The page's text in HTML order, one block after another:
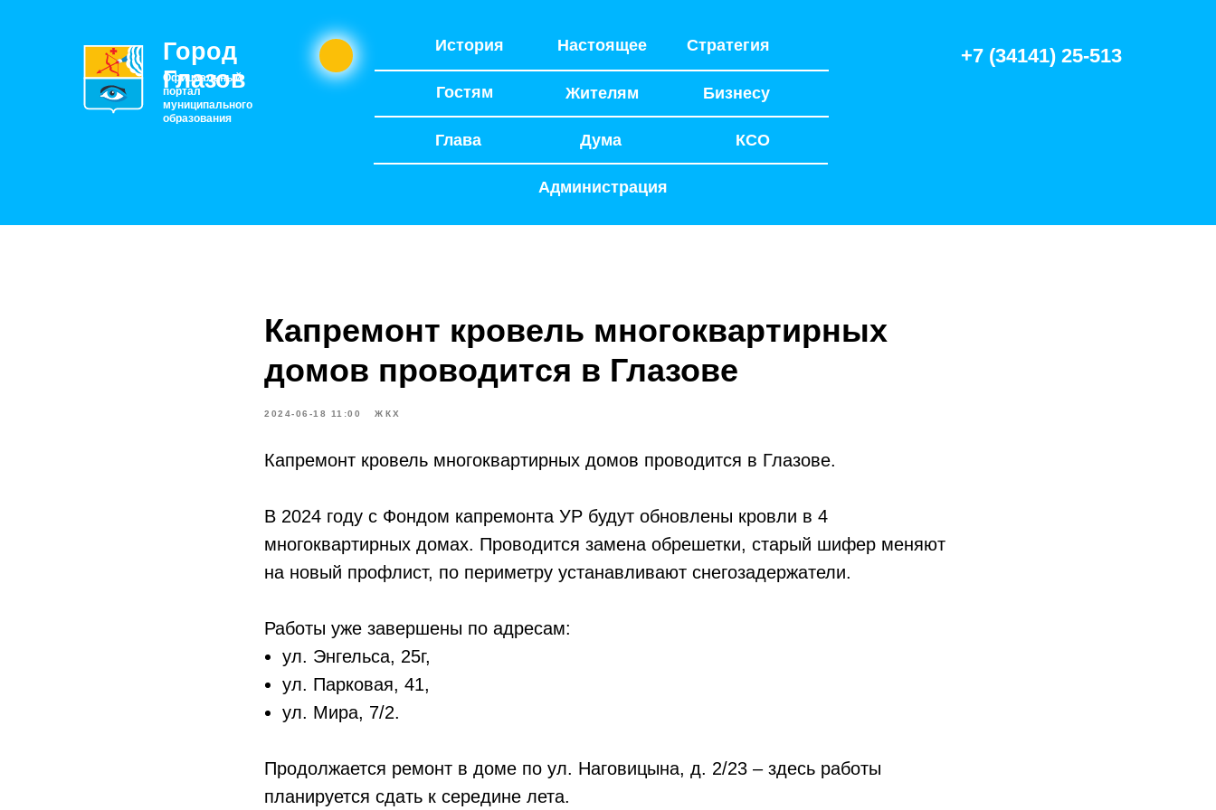
Город
Глазов
Официальный
портал
муниципального
образования
+7 (34141) 25-513
История Настоящее Стратегия
Гостям Жителям Бизнесу
Глава КСО
Дума
Администрация
Капремонт кровель многоквартирных
домов проводится в Глазове
2024-06-18 11:00 ЖКХ
Капремонт кровель многоквартирных домов проводится в Глазове.
В 2024 году с Фондом капремонта УР будут обновлены кровли в 4
многоквартирных домах. Проводится замена обрешетки, старый шифер меняют
на новый профлист, по периметру устанавливают снегозадержатели.
Работы уже завершены по адресам:
ул. Энгельса, 25г,
ул. Парковая, 41,
ул. Мира, 7/2.
Продолжается ремонт в доме по ул. Наговицына, д. 2/23 – здесь работы
планируется сдать к середине лета.